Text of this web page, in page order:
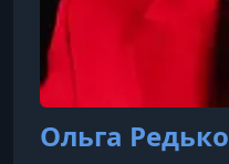
Ольга Редько